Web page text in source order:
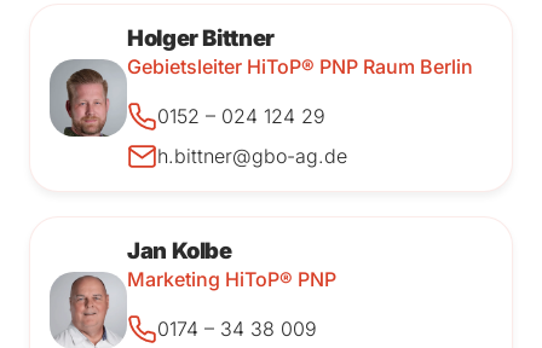
Holger Bittner
Gebietsleiter HiToP® PNP Raum Berlin
0152 – 024 124 29
h.bittner@gbo-ag.de
Jan Kolbe
Marketing HiToP® PNP
0174 – 34 38 009